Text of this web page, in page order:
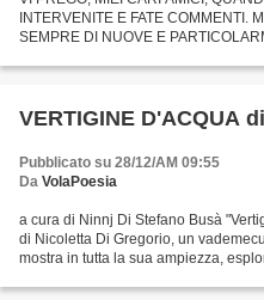
INTERVENITE E FATE COMMENTI.
SEMPRE DI NUOVE E
PREPARARE ALTRI...
VERTIGINE D'ACQUA
Pubblicato su 28/12/AM 09:55
Da VolaPoesia
a cura di Ninnj Di Stefano Busà
di Nicoletta Di Gregorio, un
mostra in tutta la sua ampiezza,